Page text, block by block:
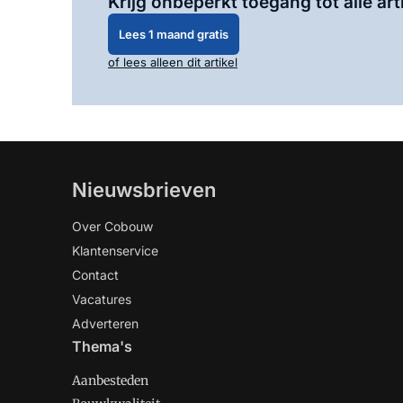
Lees 1 maand gratis
of lees alleen dit artikel
Nieuwsbrieven
Over Cobouw
Klantenservice
Contact
Vacatures
Adverteren
Thema's
Aanbesteden